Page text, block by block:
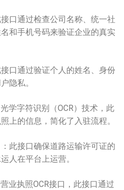
口通过检查公司名称、统一社
和手机号码来验证企业的真实
口通过验证个人的姓名、身份
隐私。
学字符识别（OCR）技术，此
上的信息，简化了入驻流程。
此接口确保道路运输许可证的
人在平台上运营。
业执照OCR接口，此接口通过